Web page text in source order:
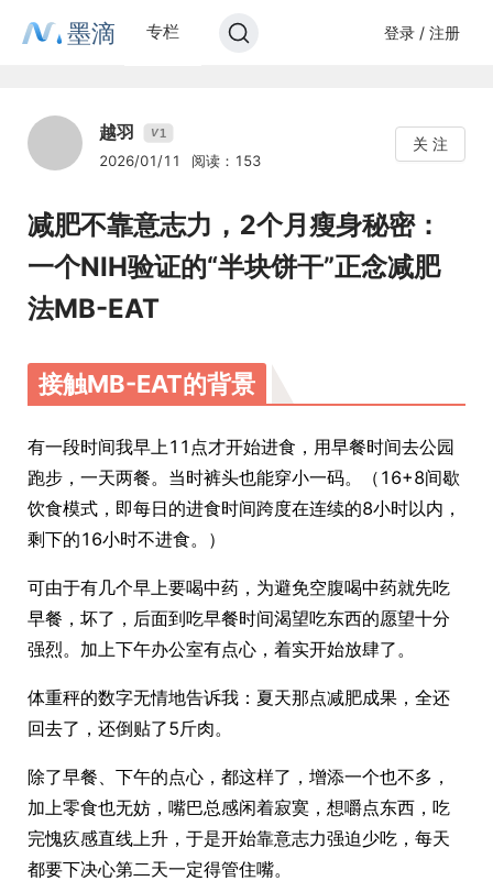
墨滴 专栏 登录 / 注册
越羽 V1
2026/01/11 阅读：153
关 注
减肥不靠意志力，2个月瘦身秘密：
一个NIH验证的“半块饼干”正念减肥
法MB-EAT
接触MB-EAT的背景
有一段时间我早上11点才开始进食，用早餐时间去公园
跑步，一天两餐。当时裤头也能穿小一码。（16+8间歇
饮食模式，即每日的进食时间跨度在连续的8小时以内，
剩下的16小时不进食。）
可由于有几个早上要喝中药，为避免空腹喝中药就先吃
早餐，坏了，后面到吃早餐时间渴望吃东西的愿望十分
强烈。加上下午办公室有点心，着实开始放肆了。
体重秤的数字无情地告诉我：夏天那点减肥成果，全还
回去了，还倒贴了5斤肉。
除了早餐、下午的点心，都这样了，增添一个也不多，
加上零食也无妨，嘴巴总感闲着寂寞，想嚼点东西，吃
完愧疚感直线上升，于是开始靠意志力强迫少吃，每天
都要下决心第二天一定得管住嘴。